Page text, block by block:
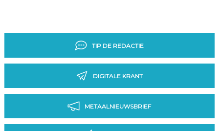
TIP DE REDACTIE
DIGITALE KRANT
METAALNIEUWSBRIEF